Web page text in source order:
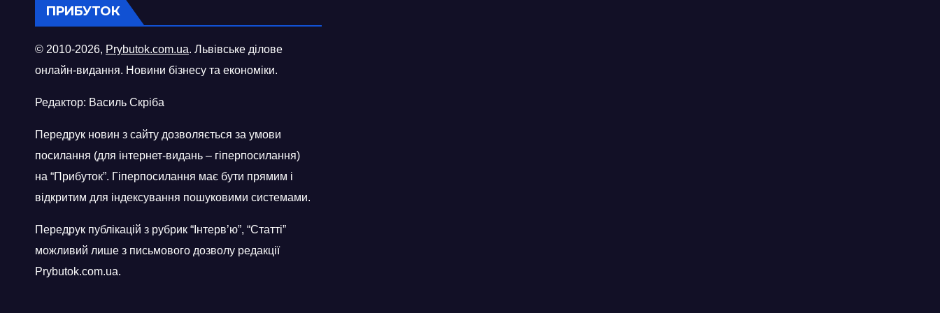
ПРИБУТОК
© 2010-2026, Prybutok.com.ua. Львівське ділове
онлайн-видання. Новини бізнесу та економіки.
Редактор: Василь Скріба
Передрук новин з сайту дозволяється за умови
посилання (для інтернет-видань – гіперпосилання)
на “Прибуток”. Гіперпосилання має бути прямим і
відкритим для індексування пошуковими системами.
Передрук публікацій з рубрик “Інтерв’ю”, “Статті”
можливий лише з письмового дозволу редакції
Prybutok.com.ua.